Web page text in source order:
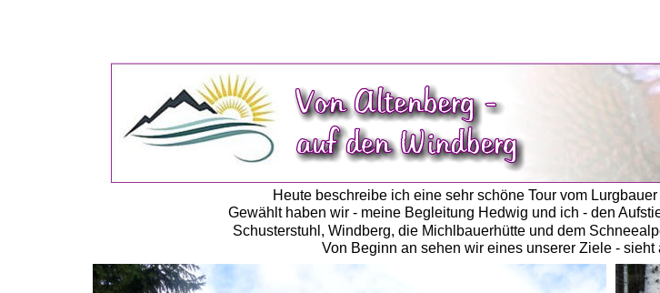
Heute beschreibe ich eine sehr schöne Tour vom
Gewählt haben wir - meine Begleitung Hedwig und ich - den
Schusterstuhl, Windberg, die Michlbauerhütte und dem
Von Beginn an sehen wir eines unserer Ziele -